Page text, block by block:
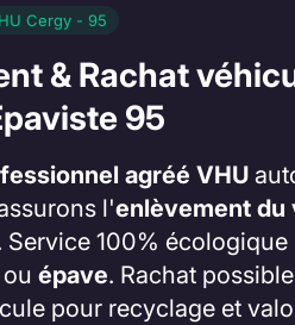
Cergy - 95
& Rachat
95
agréé VHU
l'enlèvement du
Service 100%
ou épave. Rachat
pour recyclage et